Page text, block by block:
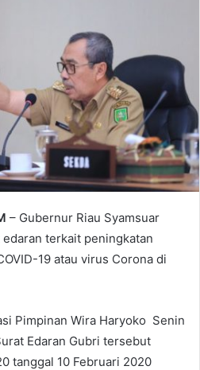
– Gubernur Riau Syamsuar
terkait peningkatan
19 atau virus Corona di
Pimpinan Wira Haryoko Senin
Edaran Gubri tersebut
tanggal 10 Februari 2020